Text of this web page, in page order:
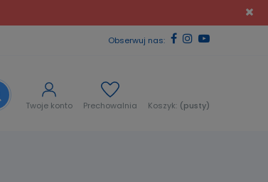
Obserwuj nas:
Koszyk: (pusty)
Prechowalnia
Twoje konto